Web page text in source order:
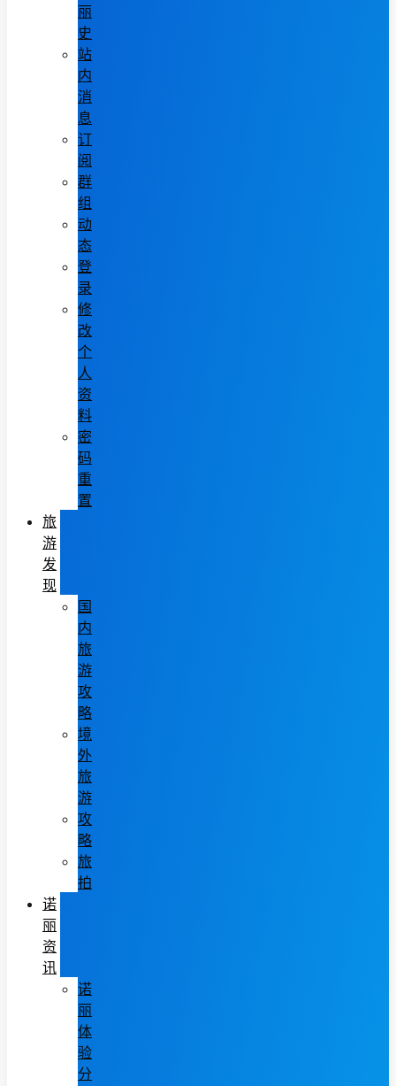
丽
史
站
内
消
息
订
阅
群
组
动
态
登
录
修
改
个
人
资
料
密
码
重
置
旅
游
发
现
国
内
旅
游
攻
略
境
外
旅
游
攻
略
旅
拍
诺
丽
资
讯
诺
丽
体
验
分